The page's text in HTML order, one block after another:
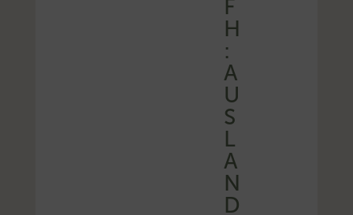
F
H
:
A
U
S
L
A
N
D